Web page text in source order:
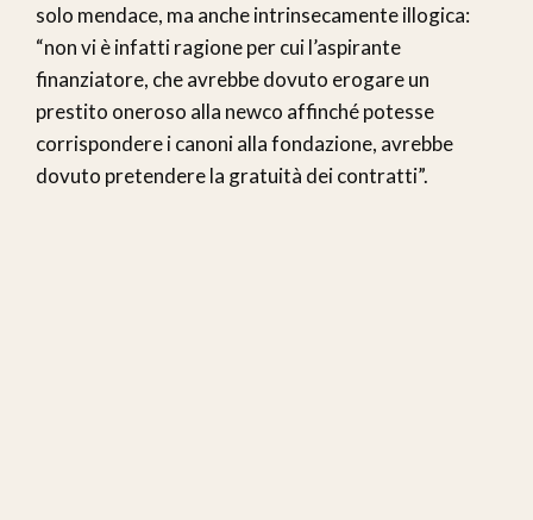
solo mendace, ma anche intrinsecamente illogica:
“non vi è infatti ragione per cui l’aspirante
finanziatore, che avrebbe dovuto erogare un
prestito oneroso alla newco affinché potesse
corrispondere i canoni alla fondazione, avrebbe
dovuto pretendere la gratuità dei contratti”.